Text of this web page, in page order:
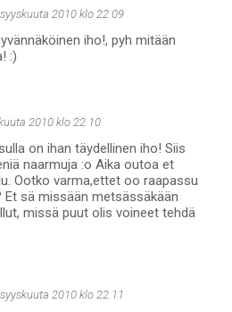
2010 klo 22.09
iho!, pyh mitään
:)
2010 klo 22.10
on ihan täydellinen iho! Siis
naarmuja :o Aika outoa et
Ootko varma,ettet oo raapassu
Et sä missään metsässäkään
missä puut olis voineet tehdä
2010 klo 22.11